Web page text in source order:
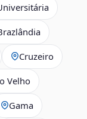
Cruzeiro
Velho
Gama